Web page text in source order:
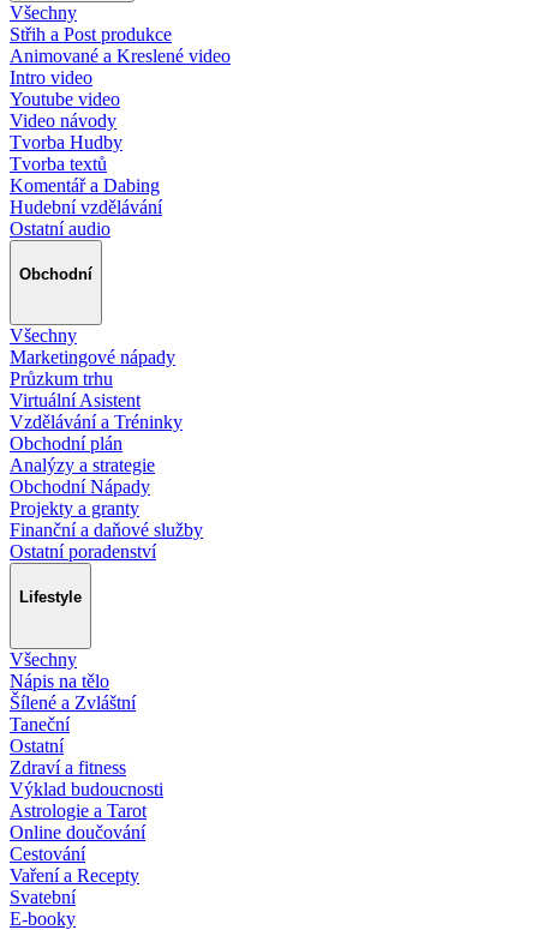
Všechny
Střih a Post produkce
Animované a Kreslené video
Intro video
Youtube video
Video návody
Tvorba Hudby
Tvorba textů
Komentář a Dabing
Hudební vzdělávání
Ostatní audio
Obchodní
Všechny
Marketingové nápady
Průzkum trhu
Virtuální Asistent
Vzdělávání a Tréninky
Obchodní plán
Analýzy a strategie
Obchodní Nápady
Projekty a granty
Finanční a daňové služby
Ostatní poradenství
Lifestyle
Všechny
Nápis na tělo
Šílené a Zvláštní
Taneční
Ostatní
Zdraví a fitness
Výklad budoucnosti
Astrologie a Tarot
Online doučování
Cestování
Vaření a Recepty
Svatební
E-booky